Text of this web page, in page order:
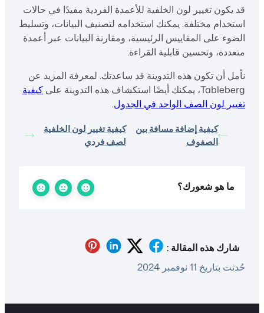
قد يكون تغيير لون الخلفية للأعمدة الفردية مفيدًا في حالات
استخدام مختلفة. يمكنك استخدامه لتصنيف البيانات، وتسليط
الضوء على المقاييس الرئيسية، ومقارنة البيانات عبر أعمدة
متعددة، وتحسين قابلية القراءة.
نأمل أن تكون هذه التدوينة قد ساعدتك. لمعرفة المزيد عن
Tableberg، يمكنك أيضًا استكشاف هذه التدوينة على
كيفية
تغيير لون الصف الواحد في الجدول.
كيفية إضافة مسافة بين
الصفوف
كيفية تغيير لون الخلفية
لصف فردي
ما هو شعورك؟
شارك هذه المقالة :
حُدثت بتاريخ 11 نوفمبر 2024